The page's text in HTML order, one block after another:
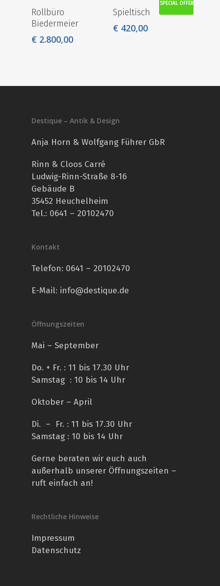
Rollbüro
Biedermeier
€ 2.800,00
SPECIAL OFFER
Spieltisch
€ 420,00
Destique – Antik & Design
Anja Horn & Wolfgang Führer GbR
Rinn & Cloos Carré
Ludwig-Rinn-Straße 8-16
Gebäude B
35452 Heuchelheim
Tel.: 0641 – 20102470
Kontakt
Telefon: 0641 – 20102470
E-Mail: info@destique.de
Öffnungszeiten
Mai – September
Do. + Fr. : 11 bis 17.30 Uhr
Samstag : 10 bis 14 Uhr
Oktober – April
Di. – Fr. : 11 bis 17.30 Uhr
Samstag : 10 bis 14 Uhr
Gerne beraten wir euch auch
außerhalb unserer Öffnungszeiten –
ruft einfach an!
Rechtliche Hinweise
Impressum
Datenschutz